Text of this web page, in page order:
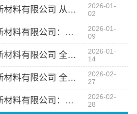
邯郸至臻全宅新材料有限公司 从空间规划到细节雕琢的全屋定制专家
2026-01-
02
邯郸至臻全宅新材料有限公司：全屋美学革新者打造艺术气息空间
2026-01-
09
邯郸至臻全宅新材料有限公司 全屋定制美学的革命先锋
2026-01-
14
邯郸至臻全宅新材料有限公司 全屋定制的品质保障者
2026-02-
27
邯郸至臻全宅新材料有限公司：全屋定制，让你的家充满无限可能
2026-02-
28